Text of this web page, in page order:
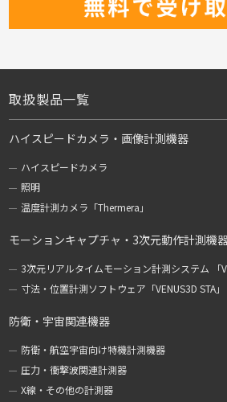
取扱製品一覧
ハイスピードカメラ・画像計測機器
ハイスピードカメラ
照明
温度計測カメラ「Thermera」
モーションキャプチャ・3次元動作計測機
3次元リアルタイムモーション計測システム 「
寸法・位置計測ソフトウェア「VENUS3D STA」
防衛・宇宙関連機器
防衛・航空宇宙向け特機計測機器
圧力・衝撃波関連計測器
X線・その他の計測器